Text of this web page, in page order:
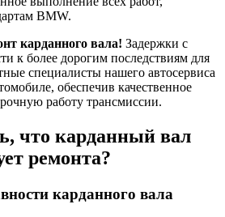
BMW.
карданного вала! Задержки с
к более дорогим последствиям для
специалисты нашего автосервиса
обеспечив качественное
работу трансмиссии.
что карданный вал
ремонта?
карданного вала